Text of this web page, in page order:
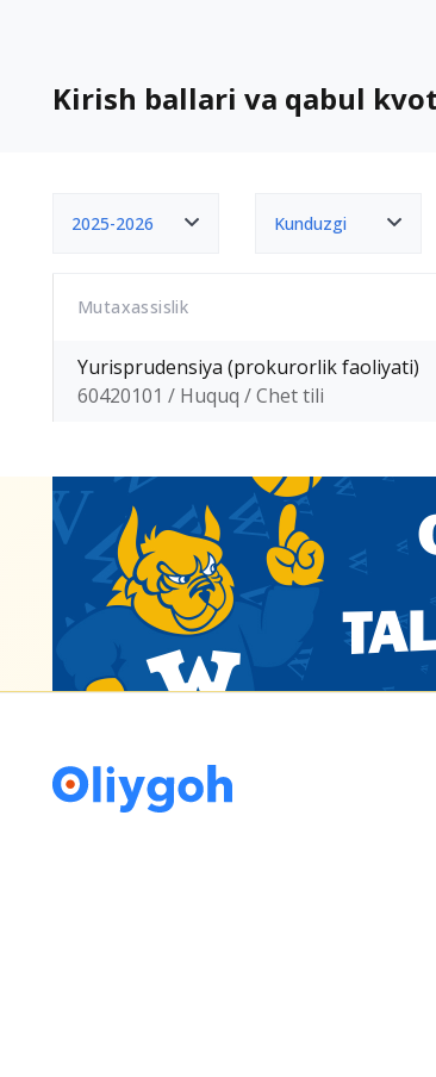
Kirish ballari va qabul
2025-2026 Kunduzgi
Mutaxassislik
Yurisprudensiya (prokurorlik faoliyati)
60420101 / Huquq / Chet tili